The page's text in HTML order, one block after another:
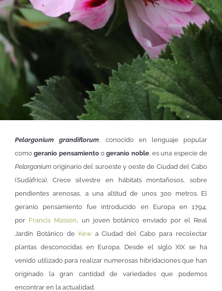
Pelargonium grandiflorum , conocido en lenguaje popular
comogeranio pensamientoogeranio noble, es una especie de
Pelargonium originario del suroeste y oeste de Ciudad del Cabo
(Sudáfrica). Crece silvestre en hábitats montañosos, sobre
pendientes arenosas, a una altitud de unos 300 metros. El
geranio pensamiento fue introducido en Europa en 1794,
por Francis Masson , un joven botánico enviado por el Real
Jardín Botánico de Kewa Ciudad del Cabo para recolectar
plantas desconocidas en Europa. Desde el siglo XIX se ha
venido utilizado para realizar numerosas hibridaciones que han
originado la gran cantidad de variedades que podemos
encontrar en la actualidad.